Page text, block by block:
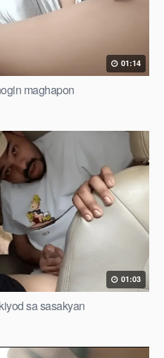
01:14
maghapon
01:03
sa sasakyan